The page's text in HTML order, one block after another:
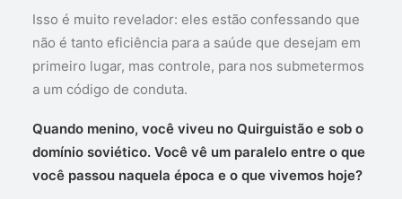
Isso é muito revelador: eles estão confessando que
não é tanto eficiência para a saúde que desejam em
primeiro lugar, mas controle, para nos submetermos
a um código de conduta.
Quando menino, você viveu no Quirguistão e sob o
domínio soviético. Você vê um paralelo entre o que
você passou naquela época e o que vivemos hoje?